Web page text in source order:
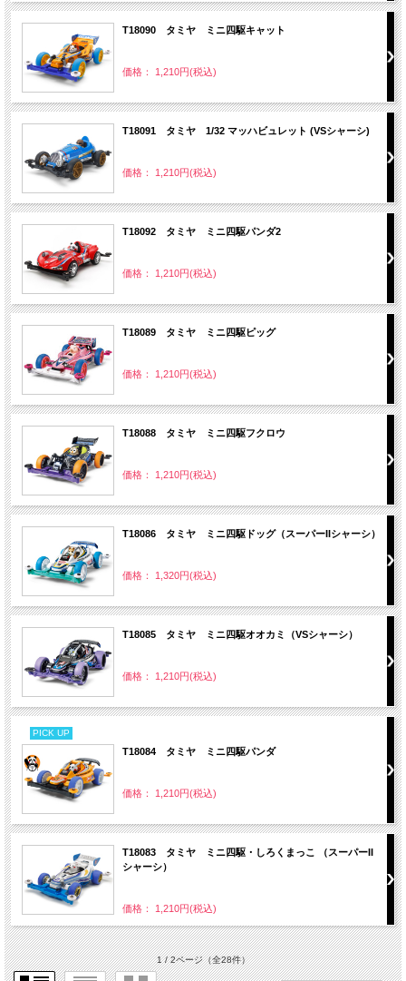
T18090 タミヤ ミニ四駆キャット
価格： 1,210円(税込)
T18091 タミヤ 1/32 マッハビュレット (VSシャーシ)
価格： 1,210円(税込)
T18092 タミヤ ミニ四駆パンダ2
価格： 1,210円(税込)
T18089 タミヤ ミニ四駆ピッグ
価格： 1,210円(税込)
T18088 タミヤ ミニ四駆フクロウ
価格： 1,210円(税込)
T18086 タミヤ ミニ四駆ドッグ（スーパーIIシャーシ）
価格： 1,320円(税込)
T18085 タミヤ ミニ四駆オオカミ（VSシャーシ）
価格： 1,210円(税込)
PICK UP
T18084 タミヤ ミニ四駆パンダ
価格： 1,210円(税込)
T18083 タミヤ ミニ四駆・しろくまっこ （スーパーII
シャーシ）
価格： 1,210円(税込)
1 / 2ページ（全28件）